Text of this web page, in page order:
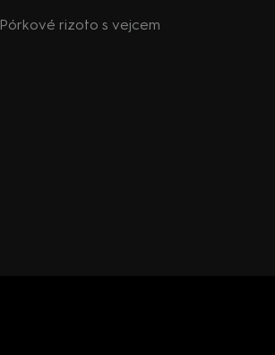
Pórkové rizoto s vejcem